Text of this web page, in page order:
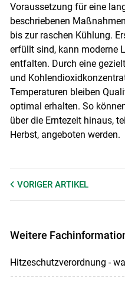
Voraussetzung für eine
beschriebenen
bis zur raschen Kühlung.
erfüllt sind, kann moderne
entfalten. Durch eine
und
Temperaturen bleiben
optimal erhalten. So
über die Erntezeit hinaus,
Herbst, angeboten werden.
VORIGER ARTIKEL
Weitere
Hitzeschutzverordnung -